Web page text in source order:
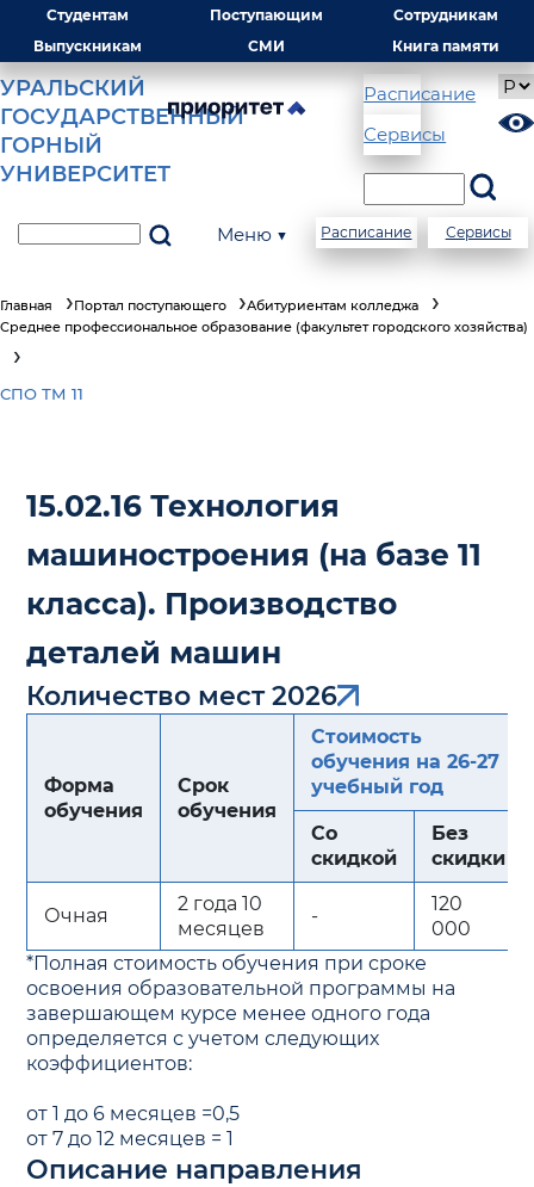
Студентам Поступающим
Сотрудникам
Выпускникам
СМИ Книга памяти
УРАЛЬСКИЙ
ГОСУДАРСТВЕННЫЙ
ГОРНЫЙ
УНИВЕРСИТЕТ
Расписание
Сервисы
Меню ▼ Расписание Сервисы
Главная Портал поступающего
Абитуриентам колледжа
Среднее профессиональное образование (факультет городского хозяйства)
СПО ТМ 11
15.02.16 Технология
машиностроения (на базе 11
класса). Производство
деталей машин
Количество мест 2026
Форма
обучения
Срок
обучения
Стоимость
обучения на 26-27
учебный год
Со
скидкой
Без
скидки
Очная
2 года 10
месяцев
-
120
000
*Полная стоимость обучения при сроке
освоения образовательной программы на
завершающем курсе менее одного года
определяется с учетом следующих
коэффициентов:
от 1 до 6 месяцев =0,5
от 7 до 12 месяцев = 1
Описание направления